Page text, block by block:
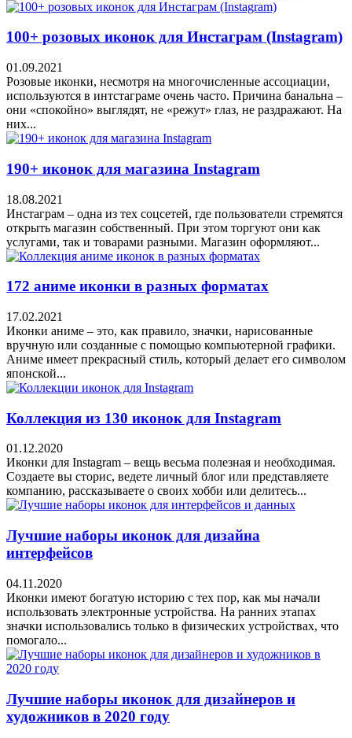
100+ розовых иконок для Инстаграм (Instagram)
01.09.2021
Розовые иконки, несмотря на многочисленные ассоциации,
используются в интстаграме очень часто. Причина банальна –
они «спокойно» выглядят, не «режут» глаз, не раздражают. На
них...
190+ иконок для магазина Instagram
18.08.2021
Инстаграм – одна из тех соцсетей, где пользователи стремятся
открыть магазин собственный. При этом торгуют они как
услугами, так и товарами разными. Магазин оформляют...
172 аниме иконки в разных форматах
17.02.2021
Иконки аниме – это, как правило, значки, нарисованные
вручную или созданные с помощью компьютерной графики.
Аниме имеет прекрасный стиль, который делает его символом
японской...
Коллекция из 130 иконок для Instagram
01.12.2020
Иконки для Instagram – вещь весьма полезная и необходимая.
Создаете вы сторис, ведете личный блог или представляете
компанию, рассказываете о своих хобби или делитесь...
Лучшие наборы иконок для дизайна
интерфейсов
04.11.2020
Иконки имеют богатую историю с тех пор, как мы начали
использовать электронные устройства. На ранних этапах
значки использовались только в физических устройствах, что
помогало...
Лучшие наборы иконок для дизайнеров и
художников в 2020 году